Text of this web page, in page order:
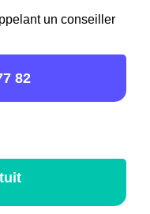
un conseiller
82